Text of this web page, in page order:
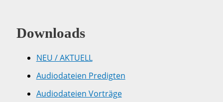
Downloads
NEU / AKTUELL
Audiodateien Predigten
Audiodateien Vorträge